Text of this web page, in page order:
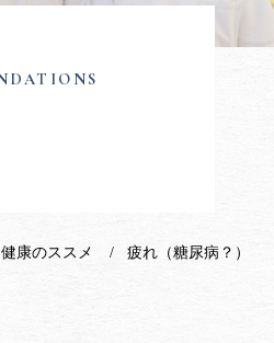
健康のススメ 疲れ（糖尿病？）